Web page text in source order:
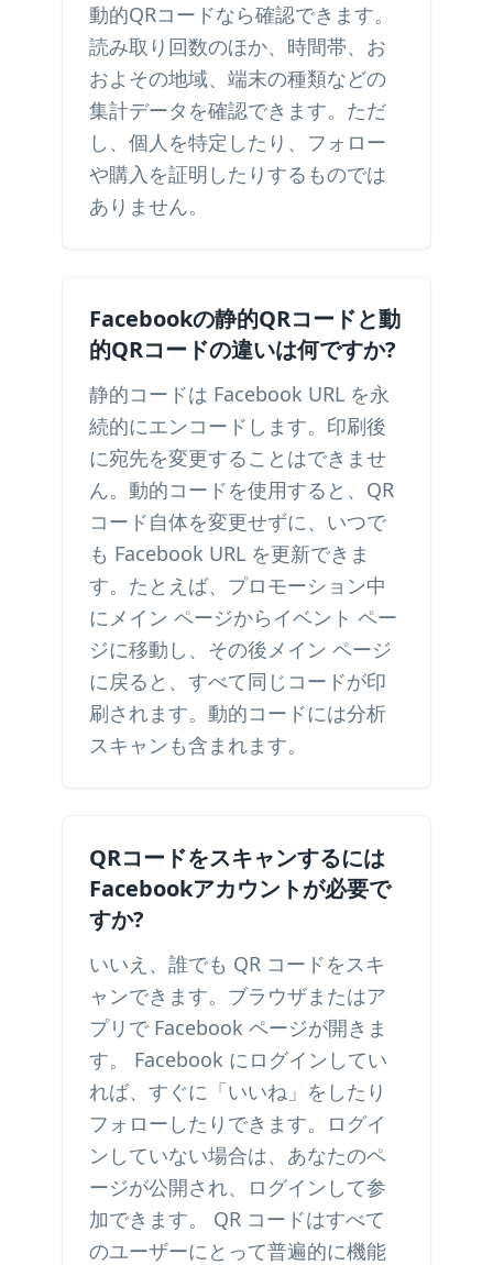
動的QRコードなら確認できます。
読み取り回数のほか、時間帯、お
およその地域、端末の種類などの
集計データを確認できます。ただ
し、個人を特定したり、フォロー
や購入を証明したりするものでは
ありません。
Facebookの静的QRコードと動
的QRコードの違いは何ですか?
静的コードは Facebook URL を永
続的にエンコードします。印刷後
に宛先を変更することはできませ
ん。動的コードを使用すると、QR
コード自体を変更せずに、いつで
も Facebook URL を更新できま
す。たとえば、プロモーション中
にメイン ページからイベント ペー
ジに移動し、その後メイン ページ
に戻ると、すべて同じコードが印
刷されます。動的コードには分析
スキャンも含まれます。
QRコードをスキャンするには
Facebookアカウントが必要で
すか?
いいえ、誰でも QR コードをスキ
ャンできます。ブラウザまたはア
プリで Facebook ページが開きま
す。 Facebook にログインしてい
れば、すぐに「いいね」をしたり
フォローしたりできます。ログイ
ンしていない場合は、あなたのペ
ージが公開され、ログインして参
加できます。 QR コードはすべて
のユーザーにとって普遍的に機能